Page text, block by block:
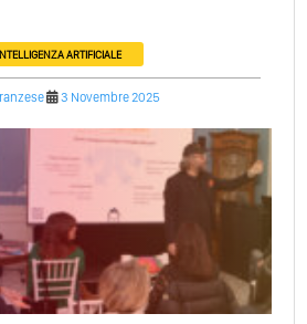
ARTIFICIALE
3 Novembre 2025